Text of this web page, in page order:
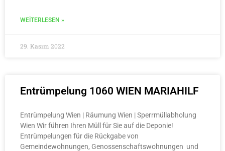
WEITERLESEN »
29. Kasım 2022
Entrümpelung 1060 WIEN MARIAHILF
Entrümpelung Wien | Räumung Wien | Sperrmüllabholung
Wien Wir führen Ihren Müll für Sie auf die Deponie!
Entrümpelungen für die Rückgabe von
Gemeindewohnungen, Genossenschaftswohnungen und